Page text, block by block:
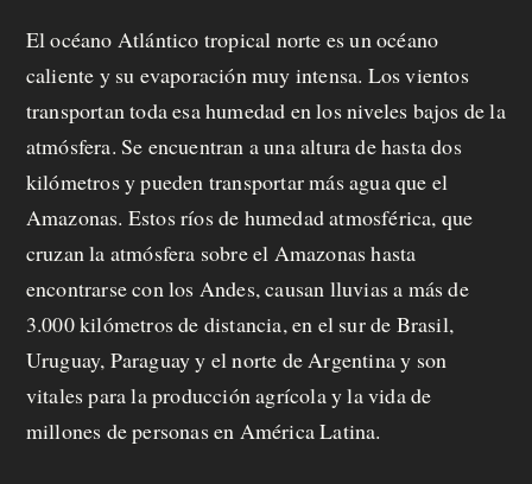
El océano Atlántico tropical norte es un océano
caliente y su evaporación muy intensa. Los vientos
transportan toda esa humedad en los niveles bajos de la
atmósfera. Se encuentran a una altura de hasta dos
kilómetros y pueden transportar más agua que el
Amazonas. Estos ríos de humedad atmosférica, que
cruzan la atmósfera sobre el Amazonas hasta
encontrarse con los Andes, causan lluvias a más de
3.000 kilómetros de distancia, en el sur de Brasil,
Uruguay, Paraguay y el norte de Argentina y son
vitales para la producción agrícola y la vida de
millones de personas en América Latina.